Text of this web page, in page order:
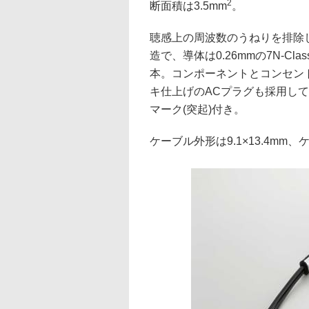
断面積は3.5mm2 。
聴感上の周波数のうねりを排
造で、導体は0.26mmの7N-
本。コンポーネントとコンセ
キ仕上げのACプラグも採用し
マーク(突起)付き。
ケーブル外形は9.1×13.4mm、